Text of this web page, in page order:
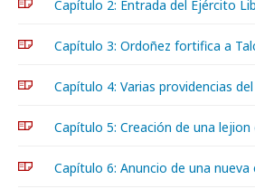
Capítulo 2: Entrada del Ejército
Capítulo 3: Ordoñez fortifica a
Capítulo 4: Varias providencias
Capítulo 5: Creación de una
Capítulo 6: Anuncio de una